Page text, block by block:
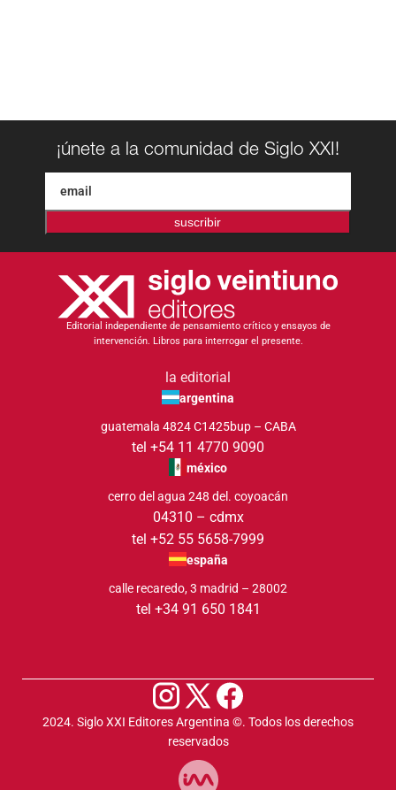
¡únete a la comunidad de Siglo XXI!
suscribir
Editorial independiente de pensamiento crítico y ensayos de
intervención. Libros para interrogar el presente.
la editorial
argentina
guatemala 4824 C1425bup – CABA
tel +54 11 4770 9090
méxico
cerro del agua 248 del. coyoacán
04310 – cdmx
tel +52 55 5658-7999
españa
calle recaredo, 3 madrid – 28002
tel +34 91 650 1841
2024. Siglo XXI Editores Argentina ©️. Todos los derechos
reservados